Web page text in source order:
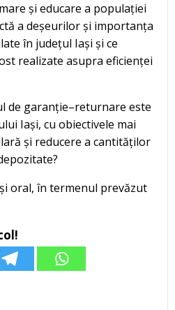
și educare a populației
a deșeurilor și importanța
în județul Iași și ce
realizate asupra eficienței
de garanție–returnare este
Iași, cu obiectivele mai
și reducere a cantităților
oral, în termenul prevăzut